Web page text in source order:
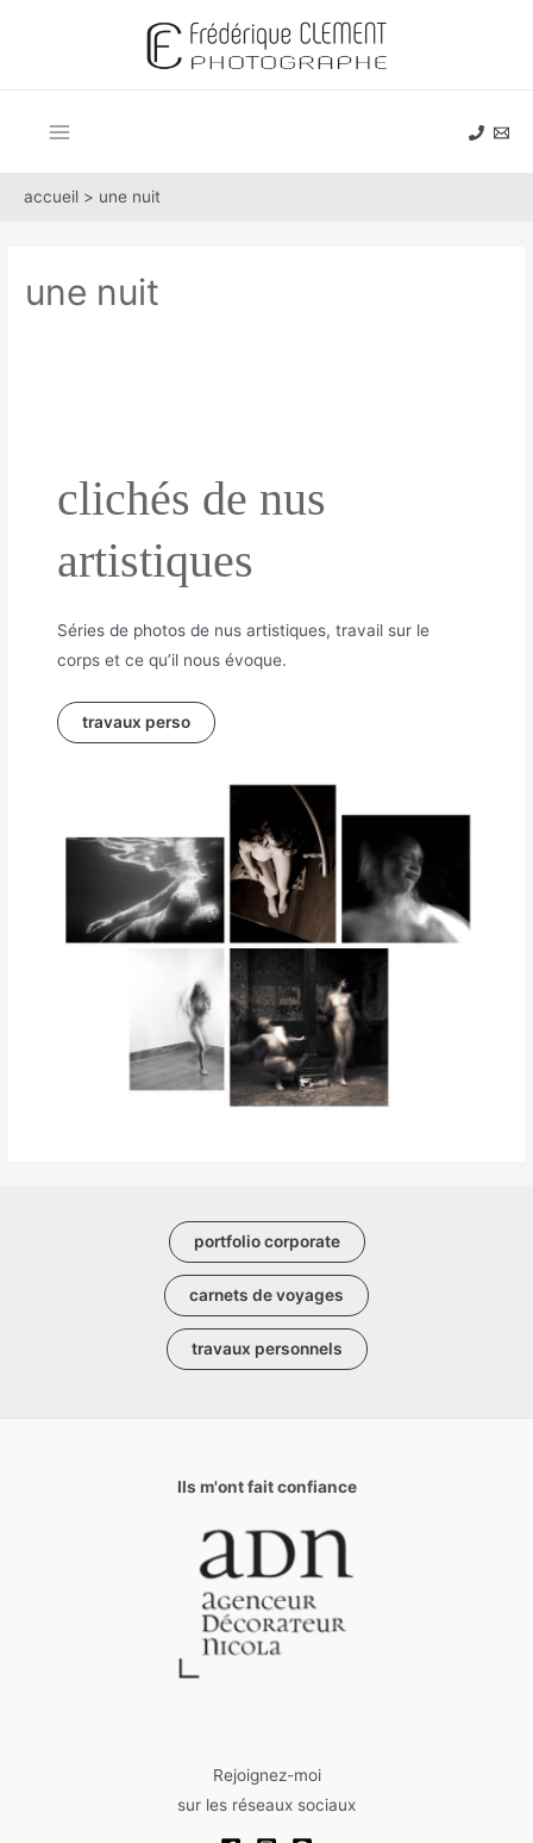
Menu
accueil > une nuit
une nuit
clichés de nus
artistiques
Séries de photos de nus artistiques, travail sur le
corps et ce qu’il nous évoque.
travaux perso
portfolio corporate
carnets de voyages
travaux personnels
Ils m'ont fait confiance
Rejoignez-moi
sur les réseaux sociaux